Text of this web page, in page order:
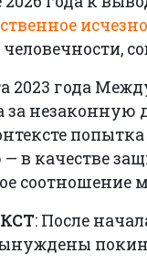
человечности,
2023 года
за незаконную
в качестве
соотношение
: После